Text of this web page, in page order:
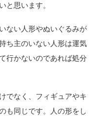
と思います。
ない人形やぬいぐるみが
ち主のいない人形は運気
行かないのであれば処分
でなく、フィギュアやキ
も同じです。人の形をし